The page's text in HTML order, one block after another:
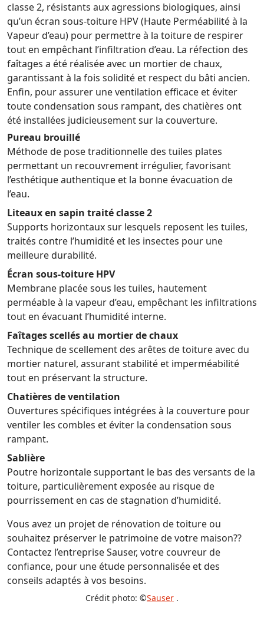
classe 2, résistants aux agressions biologiques, ainsi
qu’un écran sous-toiture HPV (Haute Perméabilité à la
Vapeur d’eau) pour permettre à la toiture de respirer
tout en empêchant l’infiltration d’eau. La réfection des
faîtages a été réalisée avec un mortier de chaux,
garantissant à la fois solidité et respect du bâti ancien.
Enfin, pour assurer une ventilation efficace et éviter
toute condensation sous rampant, des chatières ont
été installées judicieusement sur la couverture.
Pureau brouillé
Méthode de pose traditionnelle des tuiles plates
permettant un recouvrement irrégulier, favorisant
l’esthétique authentique et la bonne évacuation de
l’eau.
Liteaux en sapin traité classe 2
Supports horizontaux sur lesquels reposent les tuiles,
traités contre l’humidité et les insectes pour une
meilleure durabilité.
Écran sous-toiture HPV
Membrane placée sous les tuiles, hautement
perméable à la vapeur d’eau, empêchant les infiltrations
tout en évacuant l’humidité interne.
Faîtages scellés au mortier de chaux
Technique de scellement des arêtes de toiture avec du
mortier naturel, assurant stabilité et imperméabilité
tout en préservant la structure.
Chatières de ventilation
Ouvertures spécifiques intégrées à la couverture pour
ventiler les combles et éviter la condensation sous
rampant.
Sablière
Poutre horizontale supportant le bas des versants de la
toiture, particulièrement exposée au risque de
pourrissement en cas de stagnation d’humidité.
Vous avez un projet de rénovation de toiture ou
souhaitez préserver le patrimoine de votre maison??
Contactez l’entreprise Sauser, votre couvreur de
confiance, pour une étude personnalisée et des
conseils adaptés à vos besoins.
Crédit photo: ©Sauser .